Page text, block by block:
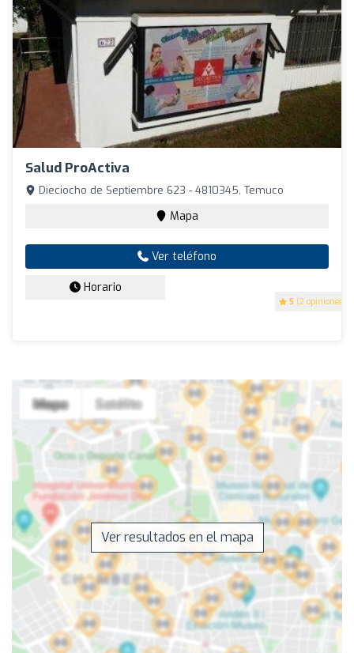
Salud ProActiva
5 (2 opiniones)
Dieciocho de Septiembre 623 - 4810345, Temuco
Mapa
Ver teléfono
Horario
Ver resultados en el mapa